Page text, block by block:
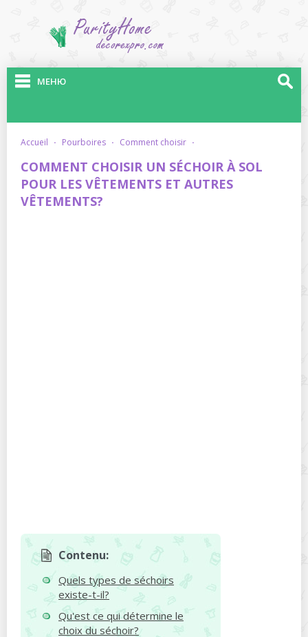
МЕНЮ
accueil · pourboires · comment choisir ·
COMMENT CHOISIR UN SÉCHOIR À SOL
POUR LES VÊTEMENTS ET AUTRES
VÊTEMENTS?
Contenu:
Quels types de séchoirs
existe-t-il?
Qu'est ce qui détermine le
choix du séchoir?